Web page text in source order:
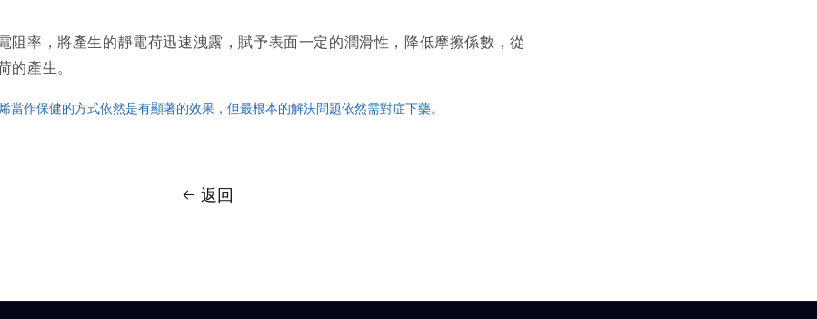
阻率，將產生的靜電荷迅速洩露，賦予表面一定的潤滑性，降低摩擦係數，從
的產生。
當作保健的方式依然是有顯著的效果，但最根本的解決問題依然需對症下藥。
返回